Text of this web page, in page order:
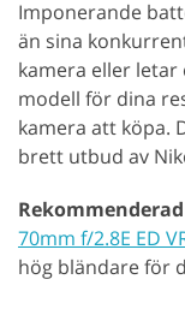
Imponerande
än sina
kamera eller
modell för dina
kamera att köpa.
brett utbud av
70mm f/2.8E ED
hög bländare för